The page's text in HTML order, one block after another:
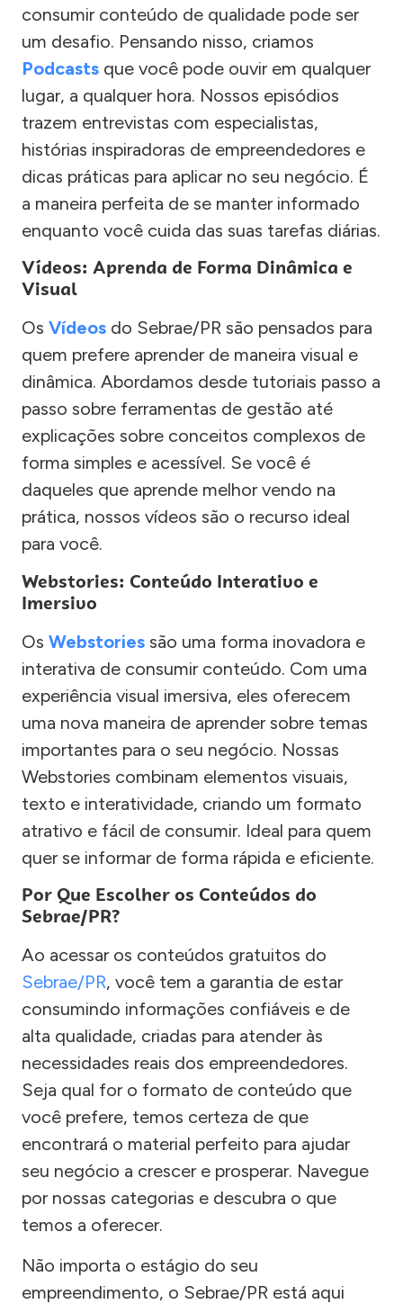
consumir conteúdo de qualidade pode ser
um desafio. Pensando nisso, criamos
Podcasts que você pode ouvir em qualquer
lugar, a qualquer hora. Nossos episódios
trazem entrevistas com especialistas,
histórias inspiradoras de empreendedores e
dicas práticas para aplicar no seu negócio. É
a maneira perfeita de se manter informado
enquanto você cuida das suas tarefas diárias.
Vídeos: Aprenda de Forma Dinâmica e
Visual
Os Vídeos do Sebrae/PR são pensados para
quem prefere aprender de maneira visual e
dinâmica. Abordamos desde tutoriais passo a
passo sobre ferramentas de gestão até
explicações sobre conceitos complexos de
forma simples e acessível. Se você é
daqueles que aprende melhor vendo na
prática, nossos vídeos são o recurso ideal
para você.
Webstories: Conteúdo Interativo e
Imersivo
Os Webstories são uma forma inovadora e
interativa de consumir conteúdo. Com uma
experiência visual imersiva, eles oferecem
uma nova maneira de aprender sobre temas
importantes para o seu negócio. Nossas
Webstories combinam elementos visuais,
texto e interatividade, criando um formato
atrativo e fácil de consumir. Ideal para quem
quer se informar de forma rápida e eficiente.
Por Que Escolher os Conteúdos do
Sebrae/PR?
Ao acessar os conteúdos gratuitos do
Sebrae/PR, você tem a garantia de estar
consumindo informações confiáveis e de
alta qualidade, criadas para atender às
necessidades reais dos empreendedores.
Seja qual for o formato de conteúdo que
você prefere, temos certeza de que
encontrará o material perfeito para ajudar
seu negócio a crescer e prosperar. Navegue
por nossas categorias e descubra o que
temos a oferecer.
Não importa o estágio do seu
empreendimento, o Sebrae/PR está aqui